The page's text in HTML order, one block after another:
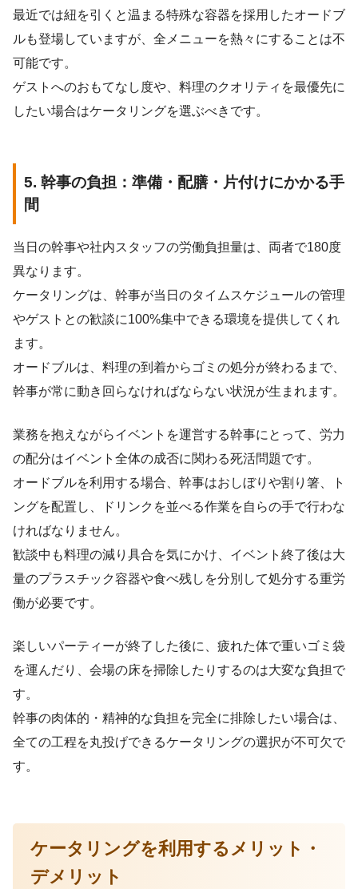
最近では紐を引くと温まる特殊な容器を採用したオードブ
ルも登場していますが、全メニューを熱々にすることは不
可能です。
ゲストへのおもてなし度や、料理のクオリティを最優先に
したい場合はケータリングを選ぶべきです。
5. 幹事の負担：準備・配膳・片付けにかかる手
間
当日の幹事や社内スタッフの労働負担量は、両者で180度
異なります。
ケータリングは、幹事が当日のタイムスケジュールの管理
やゲストとの歓談に100%集中できる環境を提供してくれ
ます。
オードブルは、料理の到着からゴミの処分が終わるまで、
幹事が常に動き回らなければならない状況が生まれます。
業務を抱えながらイベントを運営する幹事にとって、労力
の配分はイベント全体の成否に関わる死活問題です。
オードブルを利用する場合、幹事はおしぼりや割り箸、ト
ングを配置し、ドリンクを並べる作業を自らの手で行わな
ければなりません。
歓談中も料理の減り具合を気にかけ、イベント終了後は大
量のプラスチック容器や食べ残しを分別して処分する重労
働が必要です。
楽しいパーティーが終了した後に、疲れた体で重いゴミ袋
を運んだり、会場の床を掃除したりするのは大変な負担で
す。
幹事の肉体的・精神的な負担を完全に排除したい場合は、
全ての工程を丸投げできるケータリングの選択が不可欠で
す。
ケータリングを利用するメリット・
デメリット